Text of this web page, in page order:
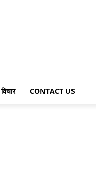
विचार CONTACT US